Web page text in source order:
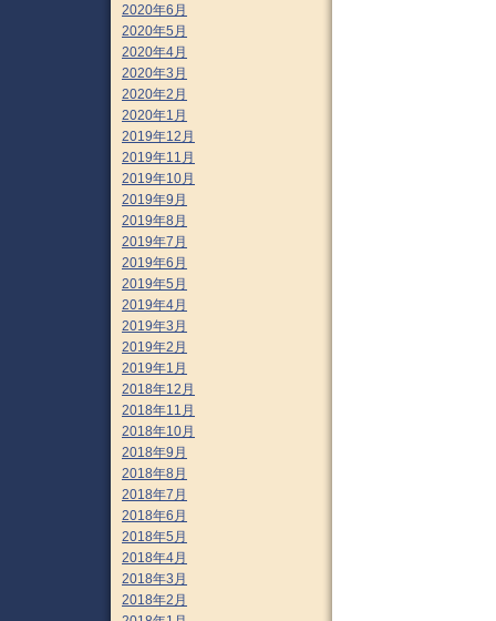
2020年6月
2020年5月
2020年4月
2020年3月
2020年2月
2020年1月
2019年12月
2019年11月
2019年10月
2019年9月
2019年8月
2019年7月
2019年6月
2019年5月
2019年4月
2019年3月
2019年2月
2019年1月
2018年12月
2018年11月
2018年10月
2018年9月
2018年8月
2018年7月
2018年6月
2018年5月
2018年4月
2018年3月
2018年2月